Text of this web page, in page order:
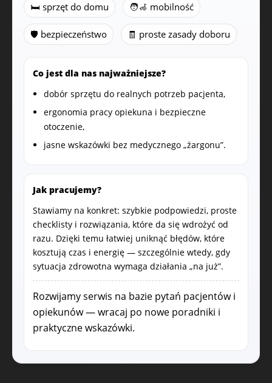
🛏️ sprzęt do domu 🧑‍🦽 mobilność
🛡️ bezpieczeństwo 🧾 proste zasady doboru
Co jest dla nas najważniejsze?
dobór sprzętu do realnych potrzeb pacjenta,
ergonomia pracy opiekuna i bezpieczne
otoczenie,
jasne wskazówki bez medycznego „żargonu”.
Jak pracujemy?
Stawiamy na konkret: szybkie podpowiedzi, proste
checklisty i rozwiązania, które da się wdrożyć od
razu. Dzięki temu łatwiej uniknąć błędów, które
kosztują czas i energię — szczególnie wtedy, gdy
sytuacja zdrowotna wymaga działania „na już”.
Rozwijamy serwis na bazie pytań pacjentów i
opiekunów — wracaj po nowe poradniki i
praktyczne wskazówki.